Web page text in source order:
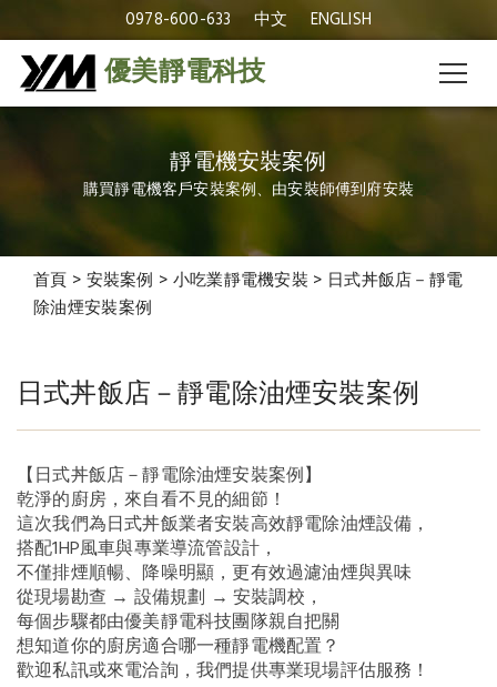
0978-600-633 中文 ENGLISH
優美靜電科技
靜電機安裝案例
購買靜電機客戶安裝案例、由安裝師傅到府安裝
首頁 > 安裝案例 > 小吃業靜電機安裝 > 日式丼飯店－靜電
除油煙安裝案例
日式丼飯店－靜電除油煙
安裝案例
日式丼飯店－靜電除油煙安裝案例
【日式丼飯店－靜電除油煙安裝案例】
乾淨的廚房，來自看不見的細節！
這次我們為日式丼飯業者安裝高效靜電除油煙設備，
搭配1HP風車與專業導流管設計，
不僅排煙順暢、降噪明顯，更有效過濾油煙與異味
從現場勘查 → 設備規劃 → 安裝調校，
每個步驟都由優美靜電科技團隊親自把關
想知道你的廚房適合哪一種靜電機配置？
歡迎私訊或來電洽詢，我們提供專業現場評估服務！